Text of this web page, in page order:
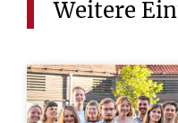
Weitere